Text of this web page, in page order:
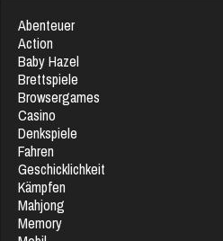
Abenteuer
Action
Baby Hazel
Brettspiele
Browsergames
Casino
Denkspiele
Fahren
Geschicklichkeit
Kämpfen
Mahjong
Memory